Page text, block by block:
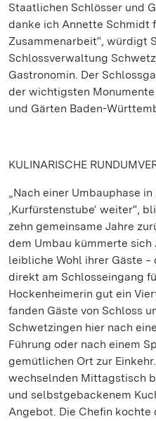
Staatlichen Schlösser und
danke ich Annette Schmidt
Zusammenarbeit“, würdigt
Schlossverwaltung
Gastronomin. Der
der wichtigsten
und Gärten Baden-
KULINARISCHE
„Nach einer Umbauphase
‚Kurfürstenstube‘ weiter“,
zehn gemeinsame Jahre
dem Umbau kümmerte
leibliche Wohl ihrer Gäste
direkt am Schlosseingang
Hockenheimerin gut ein
fanden Gäste von Schloss
Schwetzingen hier nach
Führung oder nach einem
gemütlichen Ort zur
wechselnden Mittagstisch
und selbstgebackenem
Angebot. Die Chefin